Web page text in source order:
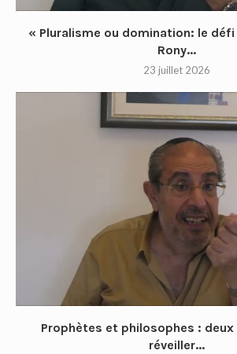
« Pluralisme ou domination: le défi
Rony...
23 juillet 2026
Prophètes et philosophes :
réveiller...